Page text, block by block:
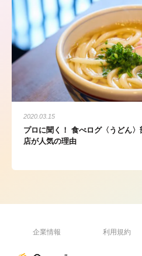
2020.03.15
プロに聞く！ 食べログ〈うどん
店が人気の理由
企業情報 利用規約